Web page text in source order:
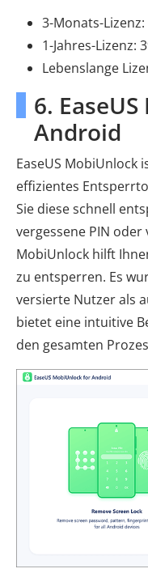
3-Monats-
1-Jahres-Lizenz:
Lebenslange
6.
Android
EaseUS MobiUnlock
effizientes
Sie diese schnell
vergessene PIN oder
MobiUnlock hilft
zu entsperren. Es
versierte Nutzer als
bietet eine intuitive
den gesamten